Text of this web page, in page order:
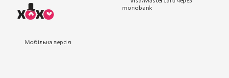
Мобільна версія